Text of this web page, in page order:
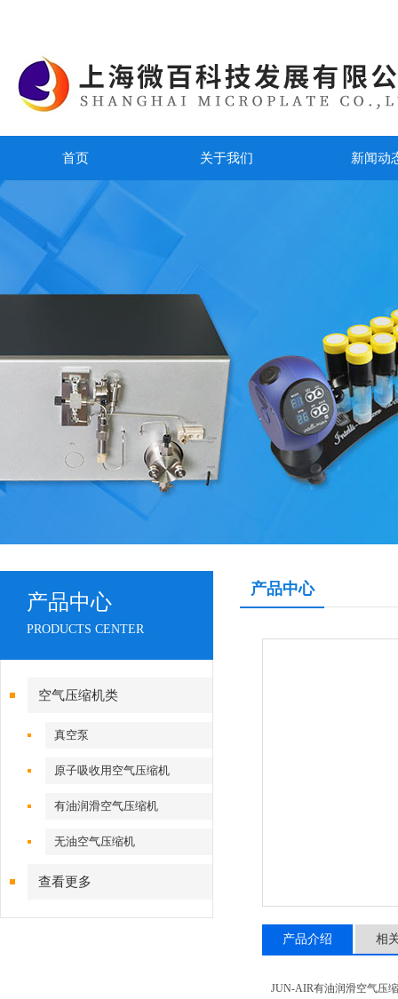
首页 关于我们 新闻动
产品中心
PRODUCTS CENTER
空气压缩机类
真空泵
原子吸收用空气压缩机
有油润滑空气压缩机
无油空气压缩机
查看更多
产品中心
产品介绍 相
JUN-AIR有油润滑空气压